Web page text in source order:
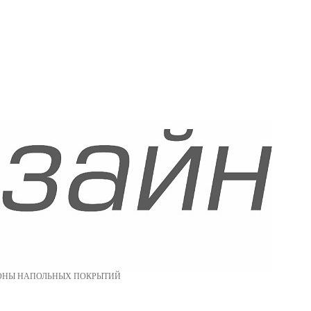
НАПОЛЬНЫХ ПОКРЫТИЙ